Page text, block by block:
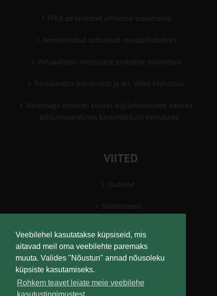
Veebilehel kasutatakse küpsiseid, mis
aitavad meil oma veebilehte paremaks
muuta. Valides "Nõustun" annad nõusoleku
küpsiste kasutamiseks.
Rohkem teavet leiate meie veebilehe
PIKK.ee teekond ühtsesse teabesalve
Ammendatud turbaalad marjapõldudeks
Virtuaaltara: unistusest praktilise tööriistani
Turuaiandus kui elustiil ja äri: Väike Mahetalu
Vähemaga rohkem: kuidas digilahendused aitavad
põllumajanduses kasumlikkust kasvatada
VIITED
Uudised
Sündmused
Teabesalv
Liitu uudiskirjaga